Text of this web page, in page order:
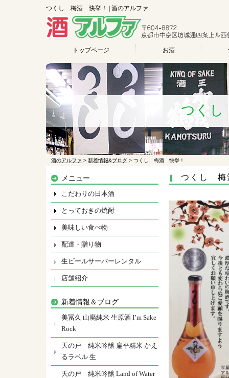
つくし 梅酒 快挙！ | 酒のアルファ
トップページ お酒
つく
酒のアルファ > 新着情報&ブログ > つくし 梅酒 快挙！
つくし
メニュー
こだわりの日本酒
とっておきの焼酎
美味しい食べ物
配達・贈り物
生ビールサーバーレンタル
店舗紹介
新着情報＆ブログ
美冨久 山廃純米 生原酒 I’m Sake
Rock
天の戸 純米吟醸 扁平精米 かえ
るラベル 生
天の戸 純米吟醸 Land of Water